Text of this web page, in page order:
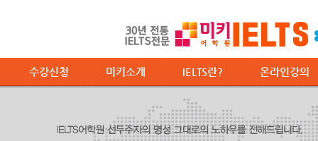
수강신청 미키소개 IELTS란? 온라인강의